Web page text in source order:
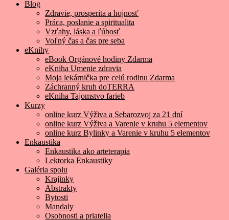
Blog
Zdravie, prosperita a hojnosť
Práca, poslanie a spiritualita
Vzťahy, láska a ľúbosť
Voľný čas a čas pre seba
eKnihy
eBook Orgánové hodiny Zdarma
eKniha Umenie zdravia
Moja lekárnička pre celú rodinu Zdarma
Záchranný kruh doTERRA
eKniha Tajomstvo farieb
Kurzy
online kurz Výživa a Sebarozvoj za 21 dní
online kurz Výživa a Varenie v kruhu 5 elementov
online kurz Bylinky a Varenie v kruhu 5 elementov
Enkaustika
Enkaustika ako arteterapia
Lektorka Enkaustiky
Galéria spolu
Krajinky
Abstrakty
Bytosti
Mandaly
Osobnosti a priatelia